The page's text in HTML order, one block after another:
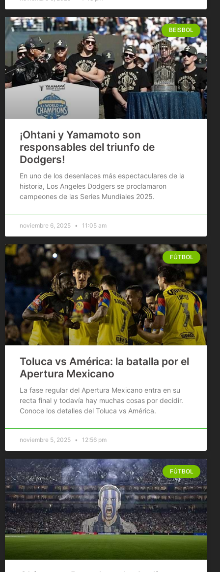
BEISBOL
¡Ohtani y Yamamoto son
responsables del triunfo de
Dodgers!
En uno de los desenlaces más espectaculares de la
historia, Los Angeles Dodgers se proclamaron
campeones de las Series Mundiales 2025.
noviembre 6, 2025 11:05 am
FÚTBOL
Toluca vs América: la batalla por el
Apertura Mexicano
La fase regular del Apertura Mexicano entra en su
recta final y todavía hay muchas cosas por decidir.
Conoce los detalles del Toluca vs América.
noviembre 5, 2025 12:56 pm
FÚTBOL